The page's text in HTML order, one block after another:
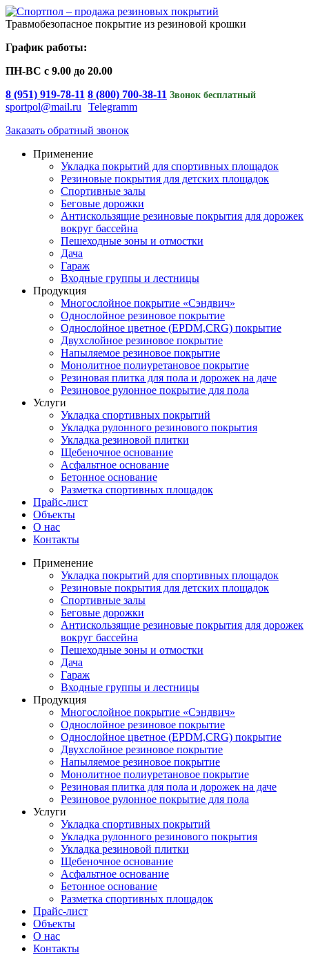
Skip
to
Травмобезопасное покрытие из резиновой крошки
График работы:
ПН-ВС с 9.00 до 20.00
8 (951) 919-78-11 8 (800) 700-38-11 Звонок бесплатный
sportpol@mail.ru
Telegramm
Заказать обратный звонок
Применение
Укладка покрытий для спортивных площадок
Резиновые покрытия для детских площадок
Спортивные залы
Беговые дорожки
Антискользящие резиновые покрытия для дорожек
вокруг бассейна
Пешеходные зоны и отмостки
Дача
Гараж
Входные группы и лестницы
Продукция
Многослойное покрытие «Сэндвич»
Однослойное резиновое покрытие
Однослойное цветное (EPDM,CRG) покрытие
Двухслойное резиновое покрытие
Напыляемое резиновое покрытие
Монолитное полиуретановое покрытие
Резиновая плитка для пола и дорожек на даче
Резиновое рулонное покрытие для пола
Услуги
Укладка спортивных покрытий
Укладка рулонного резинового покрытия
Укладка резиновой плитки
Щебеночное основание
Асфальтное основание
Бетонное основание
Разметка спортивных площадок
Прайс-лист
Объекты
О нас
Контакты
Применение
Укладка покрытий для спортивных площадок
Резиновые покрытия для детских площадок
Спортивные залы
Беговые дорожки
Антискользящие резиновые покрытия для дорожек
вокруг бассейна
Пешеходные зоны и отмостки
Дача
Гараж
Входные группы и лестницы
Продукция
Многослойное покрытие «Сэндвич»
Однослойное резиновое покрытие
Однослойное цветное (EPDM,CRG) покрытие
Двухслойное резиновое покрытие
Напыляемое резиновое покрытие
Монолитное полиуретановое покрытие
Резиновая плитка для пола и дорожек на даче
Резиновое рулонное покрытие для пола
Услуги
Укладка спортивных покрытий
Укладка рулонного резинового покрытия
Укладка резиновой плитки
Щебеночное основание
Асфальтное основание
Бетонное основание
Разметка спортивных площадок
Прайс-лист
Объекты
О нас
Контакты